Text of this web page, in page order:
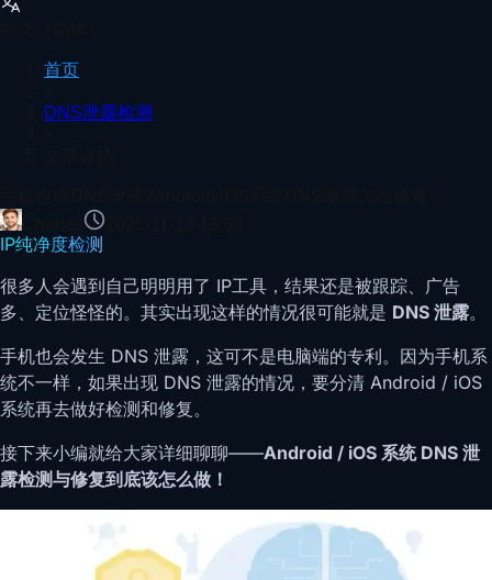
首页
DNS泄露检测
IP纯净度检测
很多人会遇到自己明明用了 IP工具，结果还是被跟踪、广告
多、定位怪怪的。其实出现这样的情况很可能就是 DNS 泄露。
手机也会发生 DNS 泄露，这可不是电脑端的专利。因为手机系
统不一样，如果出现 DNS 泄露的情况，要分清 Android / iOS
系统再去做好检测和修复。
接下来小编就给大家详细聊聊——Android / iOS 系统 DNS 泄
露检测与修复到底该怎么做！